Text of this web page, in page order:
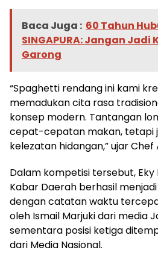
Baca Juga : 60 Tahun
SINGAPURA: Jangan Jadi
Garong
“Spaghetti rendang ini kami
memadukan cita rasa
konsep modern. Tantangan
cepat-cepatan makan, tetapi
kelezatan hidangan,” ujar Chef
Dalam kompetisi tersebut, Eky
Kabar Daerah berhasil
dengan catatan waktu
oleh Ismail Marjuki dari media
sementara posisi ketiga
dari Media Nasional.